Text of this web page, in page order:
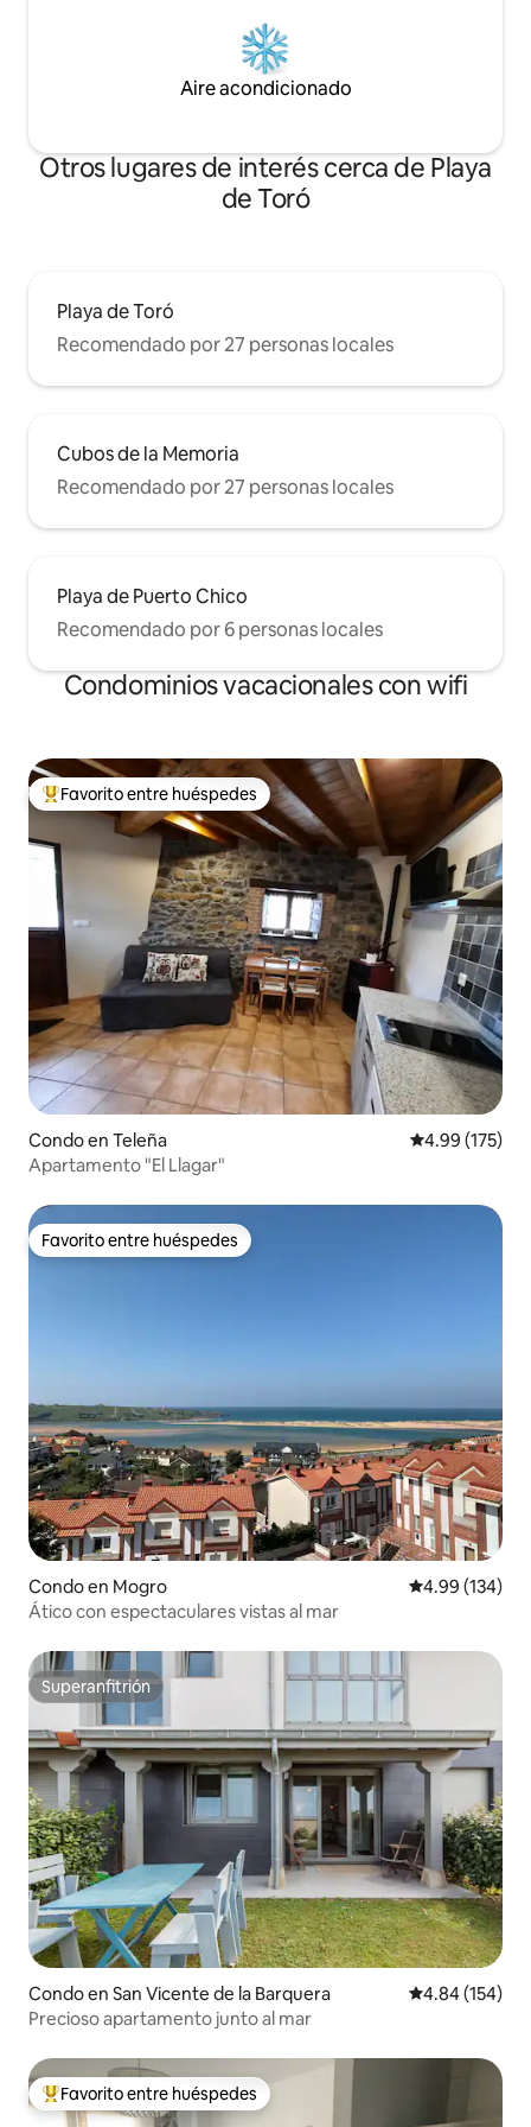
Aire acondicionado
Otros lugares de interés cerca de Playa
de Toró
Playa de Toró
Recomendado por 27 personas locales
Cubos de la Memoria
Recomendado por 27 personas locales
Playa de Puerto Chico
Recomendado por 6 personas locales
Condominios vacacionales con wifi
Favorito entre huéspedes preferido
Favorito entre huéspedes
Condo en Teleña Calificación
4.99 (175)
Apartamento "El Llagar"
Favorito entre huéspedes
Favorito entre huéspedes
Condo en Mogro Calificación
4.99 (134)
Ático con espectaculares vistas al mar
Superanfitrión
Superanfitrión
Condo en San Vicente de la Barquera Calificación
4.84 (154)
Precioso apartamento junto al mar
Favorito entre huéspedes preferido
Favorito entre huéspedes